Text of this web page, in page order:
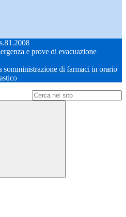
e prove di evacuazione
somministrazione di farmaci in orario